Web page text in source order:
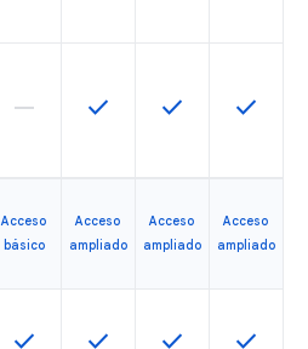
Esta función no está disponible en
horizontal_rule Esta función está
check Esta función
check Esta
check
Acceso
básico
Acceso
ampliado
Acceso
ampliado
Acceso
ampliado
Esta función está disponible en
check Esta función está
check Esta función
check Esta
check